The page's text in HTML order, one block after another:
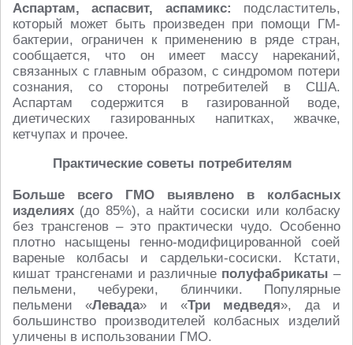
Аспартам, аспасвит, аспамикс: подсластитель,
который может быть произведен при помощи ГМ-
бактерии, ограничен к применению в ряде стран,
сообщается, что он имеет массу нареканий,
связанных с главным образом, с синдромом потери
сознания, со стороны потребителей в США.
Аспартам содержится в газированной воде,
диетических газированных напитках, жвачке,
кетчупах и прочее.
Практические советы потребителям
Больше всего ГМО выявлено в колбасных
изделиях (до 85%), а найти сосиски или колбаску
без трансгенов – это практически чудо. Особенно
плотно насыщены генно-модифицированной соей
вареные колбасы и сардельки-сосиски. Кстати,
кишат трансгенами и различные полуфабрикаты –
пельмени, чебуреки, блинчики. Популярные
пельмени «Левада» и «Три медведя», да и
большинство производителей колбасных изделий
уличены в использовании ГМО.